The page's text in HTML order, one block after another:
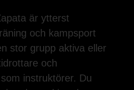
är ytterst
och kampsport
stor grupp aktiva eller
och
instruktörer. Du